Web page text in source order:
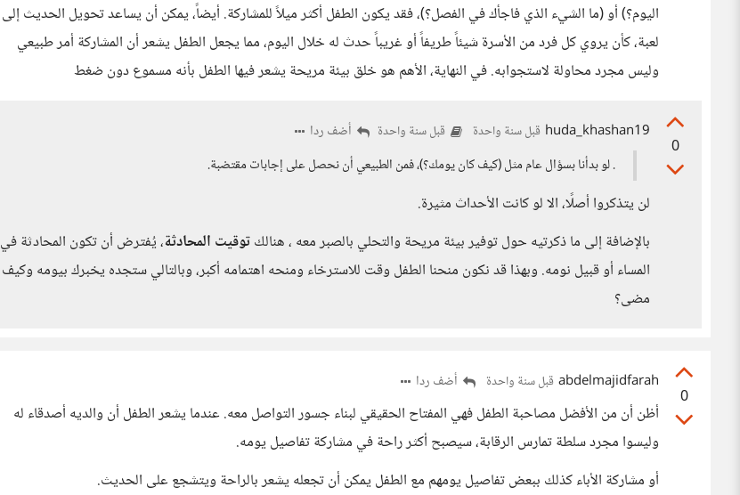
اليوم؟) أو (ما الشيء الذي فاجأك في الفصل؟)، فقد يكون الطفل أكثر ميلاً للمشاركة. أيضاً، يمكن أن يساعد تحويل الحديث إلى
لعبة، كأن يروي كل فرد من الأسرة شيئاً طريفاً أو غريباً حدث له خلال اليوم، مما يجعل الطفل يشعر أن المشاركة أمر طبيعي
وليس مجرد محاولة لاستجوابه. في النهاية، الأهم هو خلق بيئة مريحة يشعر فيها الطفل بأنه مسموع دون ضغط
0
huda_khashan19 قبل سنة واحدة قبل سنة واحدة
أضف ردا
. لو بدأنا بسؤال عام مثل (كيف كان يومك؟)، فمن الطبيعي أن نحصل على إجابات مقتضبة.
لن يتذكروا أصلًا، الا لو كانت الأحداث مثيرة.
بالإضافة إلى ما ذكرتيه حول توفير بيئة مريحة والتحلي بالصبر معه ، هنالكتوقيت المحادثة، يُفترض أن تكون المحادثة في
المساء أو قبيل نومه. وبهذا قد نكون منحنا الطفل وقت للاسترخاء ومنحه اهتمامه أكبر، وبالتالي ستجده يخبرك بيومه وكيف
مضى؟
0
abdelmajidfarah قبل سنة واحدة أضف ردا
أظن أن من الأفضل مصاحبة الطفل فهي المفتاح الحقيقي لبناء جسور التواصل معه. عندما يشعر الطفل أن والديه أصدقاء له
وليسوا مجرد سلطة تمارس الرقابة، سيصبح أكثر راحة في مشاركة تفاصيل يومه.
أو مشاركة الأباء كذلك ببعض تفاصيل يومهم مع الطفل يمكن أن تجعله يشعر بالراحة ويتشجع على الحديث.